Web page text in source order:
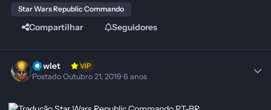
Star Wars Republic Commando
Compartilhar Seguidores
Howlet VIP
PostadoOutubro 21, 20196 anos